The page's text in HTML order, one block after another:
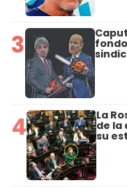
3
4 La
de la
su